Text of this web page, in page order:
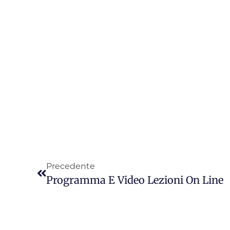
Precedente
Programma E Video Lezioni On Line